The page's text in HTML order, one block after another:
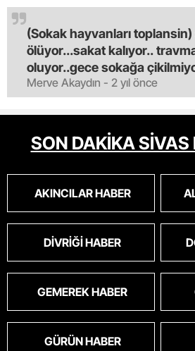
Merve Akaydın - 2 yıl önce
(Sokak hayvanları
ölüyor...sakat kalıyor..
oluyor..gece sokağa
saciyorlar.araba ve taksi
gldemiyoruz.artik
alan tipler yüzünden bu
masum algısı yapılıyor.iki
cinsini bile öldüren bu
oldu.korkuyoruz.
SON DAKİKA SİVAS
AKINCILAR HABER
DIVRIĞI HABER
GEMEREK HABER
GÜRÜN HABER